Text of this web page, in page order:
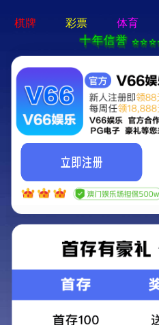
現在位置：ホーム>製品情報>精密実装
AC100
全自動実装機